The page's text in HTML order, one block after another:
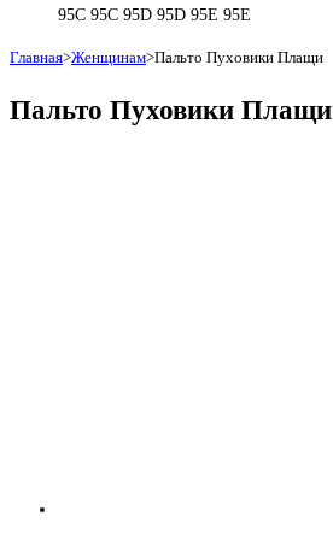
95C 95C 95D 95D 95E 95E
Главная>Женщинам>Пальто Пуховики Плащи
Пальто Пуховики Плащи